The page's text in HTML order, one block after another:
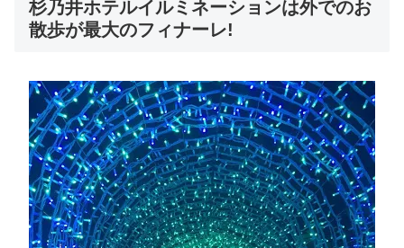
杉乃井ホテルイルミネーションは外でのお
散歩が最大のフィナーレ!